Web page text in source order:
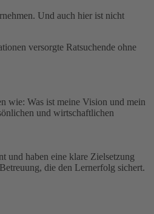
Und auch hier ist nicht
versorgte Ratsuchende ohne
wie: Was ist meine Vision und mein
und wirtschaftlichen
und haben eine klare Zielsetzung
die den Lernerfolg sichert.